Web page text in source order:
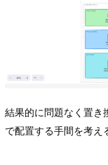
結果的に問題なく置き
で配置する手間を考え